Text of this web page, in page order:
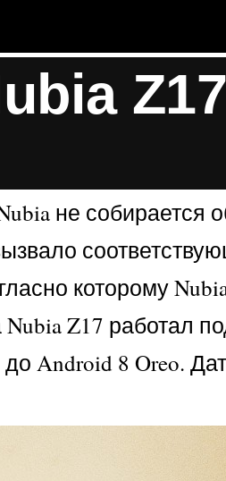
не собирается
которому
Z17 работал
Android 8 Oreo.